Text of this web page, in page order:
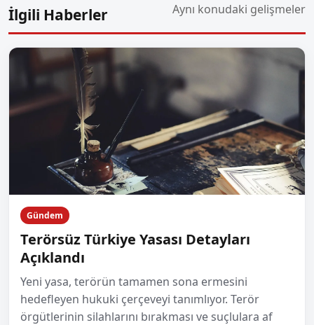
İlgili Haberler Aynı konudaki gelişmeler
Gündem
Terörsüz Türkiye Yasası Detayları
Açıklandı
Yeni yasa, terörün tamamen sona ermesini
hedefleyen hukuki çerçeveyi tanımlıyor. Terör
örgütlerinin silahlarını bırakması ve suçlulara af